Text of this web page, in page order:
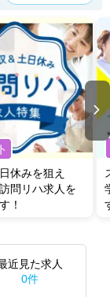
休みを狙え
問リハ求人を
！
近見た求人
0件